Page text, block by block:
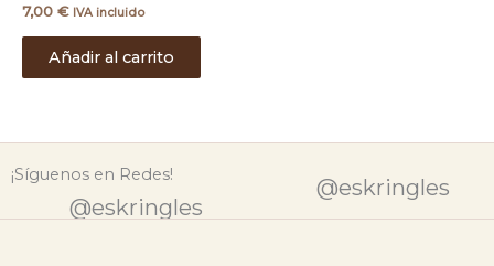
7,00 € IVA incluido
Añadir al carrito
¡Síguenos en Redes!
@eskringles
@eskringles